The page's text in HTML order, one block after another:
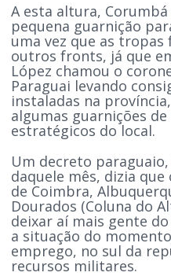
A esta altura,
pequena guarnição
uma vez que as
outros fronts, já que
López chamou o
Paraguai levando
instaladas na
algumas guarnições
estratégicos do local.
Um decreto
daquele mês, dizia
de Coimbra,
Dourados (Coluna do
deixar aí mais gente
a situação do
emprego, no sul da
recursos militares.